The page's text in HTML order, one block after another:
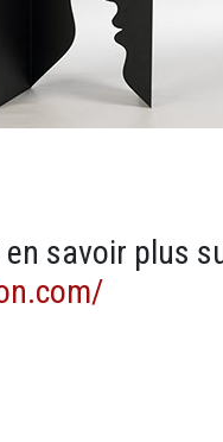
en savoir plus